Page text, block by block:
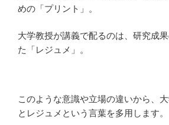
めの「プリント」。
大学教授が講義で配るのは、研究成
た「レジュメ」。
このような意識や立場の違いから、
とレジュメという言葉を多用します。